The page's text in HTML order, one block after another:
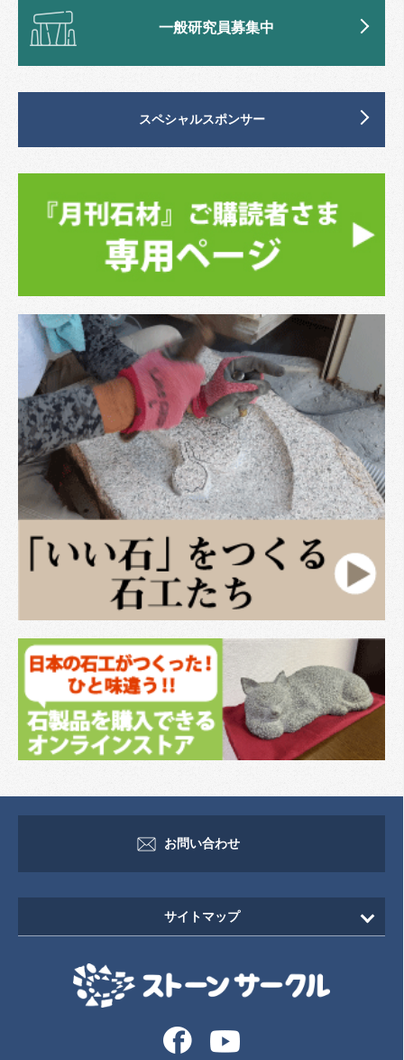
一般研究員募集中
スペシャルスポンサー
お問い合わせ
サイトマップ
HOME
新着情報
イベント・セミナー情報